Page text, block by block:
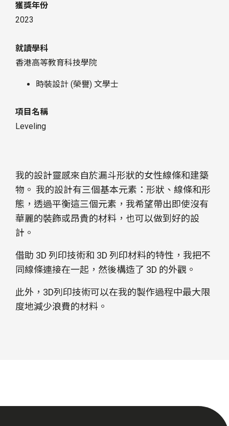
獲獎年份
2023
就讀學科
香港高等教育科技學院
時裝設計 (榮譽) 文學士
項目名稱
Leveling
我的設計靈感來自於漏斗形狀的女性線條和建築
物。 我的設計有三個基本元素：形狀、線條和形
態，透過平衡這三個元素，我希望帶出即使沒有
華麗的裝飾或昂貴的材料，也可以做到好的設
計。
借助 3D 列印技術和 3D 列印材料的特性，我把不
同線條連接在一起，然後構造了 3D 的外觀。
此外，3D列印技術可以在我的製作過程中最大限
度地減少浪費的材料。